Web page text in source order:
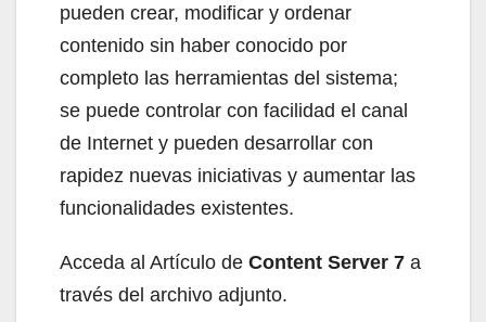
pueden crear, modificar y ordenar
contenido sin haber conocido por
completo las herramientas del sistema;
se puede controlar con facilidad el canal
de Internet y pueden desarrollar con
rapidez nuevas iniciativas y aumentar las
funcionalidades existentes.
Acceda al Artículo de Content Server 7 a
través del archivo adjunto.